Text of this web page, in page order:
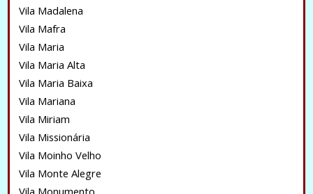
Vila Madalena
Vila Mafra
Vila Maria
Vila Maria Alta
Vila Maria Baixa
Vila Mariana
Vila Miriam
Vila Missionária
Vila Moinho Velho
Vila Monte Alegre
Vila Monumento